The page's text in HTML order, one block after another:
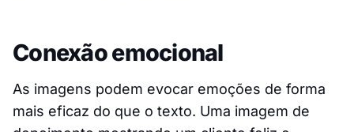
Conexão emocional
As imagens podem evocar emoções de forma
mais eficaz do que o texto. Uma imagem de